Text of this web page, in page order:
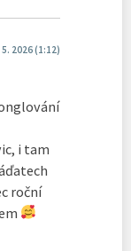
5. 2026 (1:12)
i tam
roční